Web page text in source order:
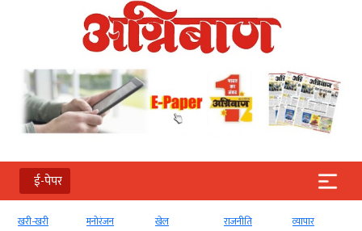
ई-पेपर
खरी-खरी मनोरंजन खेल राजनीति व्‍यापार